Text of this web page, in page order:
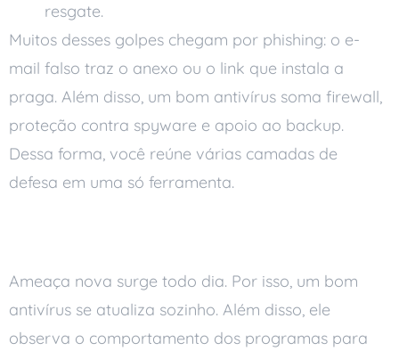
resgate.
Muitos desses golpes chegam por phishing: o e-
mail falso traz o anexo ou o link que instala a
praga. Além disso, um bom antivírus soma firewall,
proteção contra spyware e apoio ao backup.
Dessa forma, você reúne várias camadas de
defesa em uma só ferramenta.
Ameaça nova surge todo dia. Por isso, um bom
antivírus se atualiza sozinho. Além disso, ele
observa o comportamento dos programas para